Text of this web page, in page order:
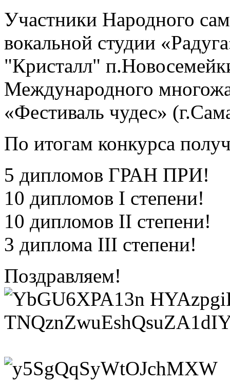
Участники Народного
вокальной студии
"Кристалл"
Международного
«Фестиваль чудес»
По итогам конкурса
5 дипломов ГРАН ПРИ!
10 дипломов I степени!
10 дипломов II степени!
3 диплома III степени!
Поздравляем!